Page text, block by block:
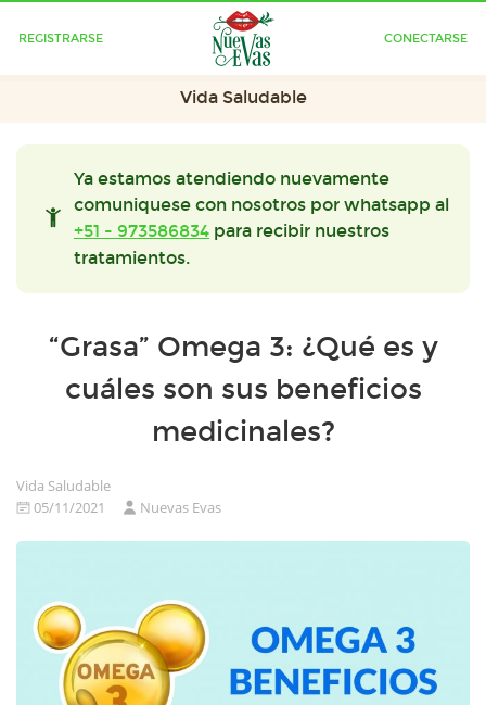
REGISTRARSE CONECTARSE
Vida Saludable
Ya estamos atendiendo nuevamente
comuniquese con nosotros por whatsapp al
+51 - 973586834 para recibir nuestros
tratamientos.
“Grasa” Omega 3: ¿Qué es y
cuáles son sus beneficios
medicinales?
Vida Saludable
05/11/2021
Nuevas Evas